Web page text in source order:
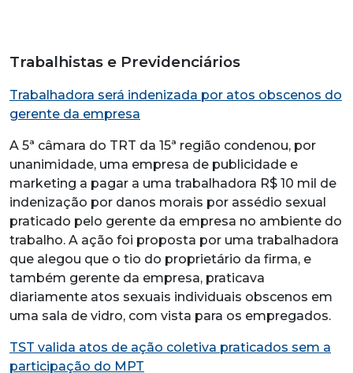
Trabalhistas e Previdenciários
Trabalhadora será indenizada por atos obscenos do
gerente da empresa
A 5ª câmara do TRT da 15ª região condenou, por
unanimidade, uma empresa de publicidade e
marketing a pagar a uma trabalhadora R$ 10 mil de
indenização por danos morais por assédio sexual
praticado pelo gerente da empresa no ambiente do
trabalho. A ação foi proposta por uma trabalhadora
que alegou que o tio do proprietário da firma, e
também gerente da empresa, praticava
diariamente atos sexuais individuais obscenos em
uma sala de vidro, com vista para os empregados.
TST valida atos de ação coletiva praticados sem a
participação do MPT